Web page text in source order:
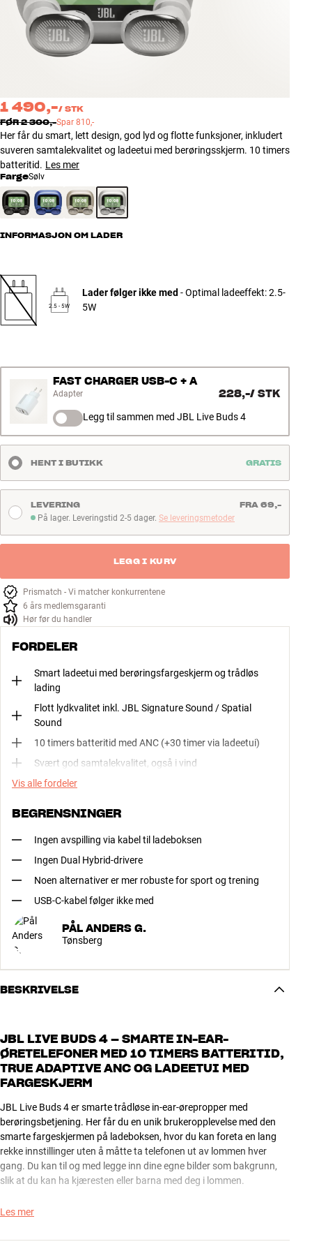
Tilbehør
INSPIRASJON
NYHETER
TILBUD
Finn Butikk
Kundeservice
Logg inn
Kundeservice
1 490,-/ STK
FØR2 300,-Spar 810,-
Her får du smart, lett design, god lyd og flotte funksjoner, inkludert
suveren samtalekvalitet og ladeetui med berøringsskjerm. 10 timers
batteritid. Les mer
FargeSølv
INFORMASJON OM LADER
2.5 - 5W
Lader følger ikke med - Optimal ladeeffekt: 2.5-
5W
FAST CHARGER USB-C + A
Adapter 228,-/ STK
Legg til sammen med JBL Live Buds 4
HENT I BUTIKK GRATIS
På lager. Leveringstid 2-5 dager
På lager. Leveringstid 2-5 dager. Se leveringsmetoder
LEVERING FRA 69,-
LEGG I KURV
Prismatch - Vi matcher konkurrentene
6 års medlemsgaranti
Hør før du handler
FORDELER
Smart ladeetui med berøringsfargeskjerm og trådløs
lading
Flott lydkvalitet inkl. JBL Signature Sound / Spatial
Sound
10 timers batteritid med ANC (+30 timer via ladeetui)
Svært god samtalekvalitet, også i vind
Vis alle fordeler
BEGRENSNINGER
Ingen avspilling via kabel til ladeboksen
Ingen Dual Hybrid-drivere
Noen alternativer er mer robuste for sport og trening
USB-C-kabel følger ikke med
PÅL ANDERS G.
Tønsberg
BESKRIVELSE
JBL LIVE BUDS 4 – SMARTE IN-EAR-
ØRETELEFONER MED 10 TIMERS BATTERITID,
TRUE ADAPTIVE ANC OG LADEETUI MED
FARGESKJERM
JBL Live Buds 4 er smarte trådløse in-ear-ørepropper med
berøringsbetjening. Her får du en unik brukeropplevelse med den
smarte fargeskjermen på ladeboksen, hvor du kan foreta en lang
rekke innstillinger uten å måtte ta telefonen ut av lommen hver
gang. Du kan til og med legge inn dine egne bilder som bakgrunn,
slik at du kan ha kjæresten eller barna med deg i lommen.
Live Buds 4 kommer med mange smarte og nyttige funksjoner. I
både musikk og filmlyd, avansert støyreduksjon, suveren
Les mer